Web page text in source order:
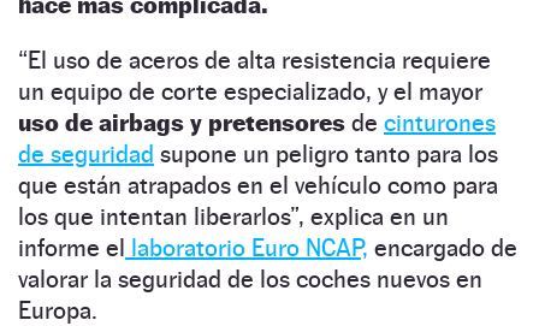
“El uso de aceros de alta resistencia requiere
un equipo de corte especializado, y el mayor
uso de airbags y pretensores de cinturones
de seguridad supone un peligro tanto para los
que están atrapados en el vehículo como para
los que intentan liberarlos”, explica en un
informe el laboratorio Euro NCAP, encargado de
valorar la seguridad de los coches nuevos en
Europa.